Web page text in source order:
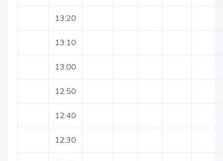
13:20
13:10
13:00
12:50
12:40
12:30